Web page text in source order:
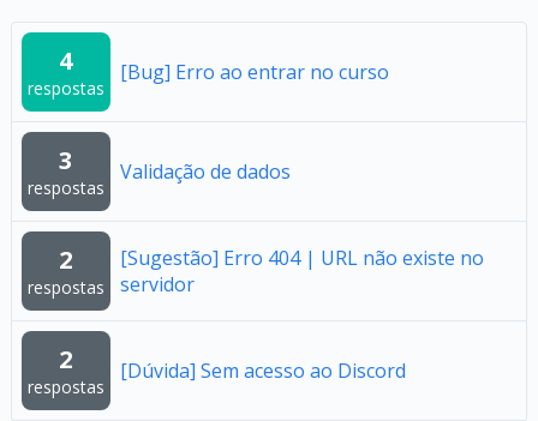
4
respostas
[Bug] Erro ao entrar no curso
3
respostas
Validação de dados
2
respostas
[Sugestão] Erro 404 | URL não existe no
servidor
2
respostas
[Dúvida] Sem acesso ao Discord